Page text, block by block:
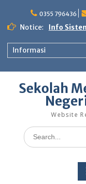
content
0355 796436
Notice: Info
Informasi
Sekolah
Website
Search
for: